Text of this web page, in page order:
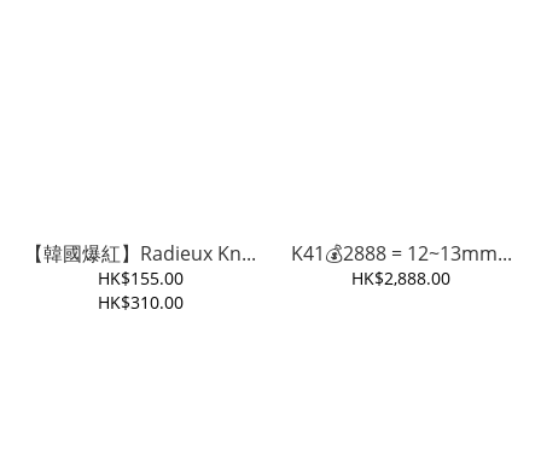
【韓國爆紅】Radieux Kn...
HK$155.00
HK$310.00
K41💰2888 = 12~13mm...
HK$2,888.00